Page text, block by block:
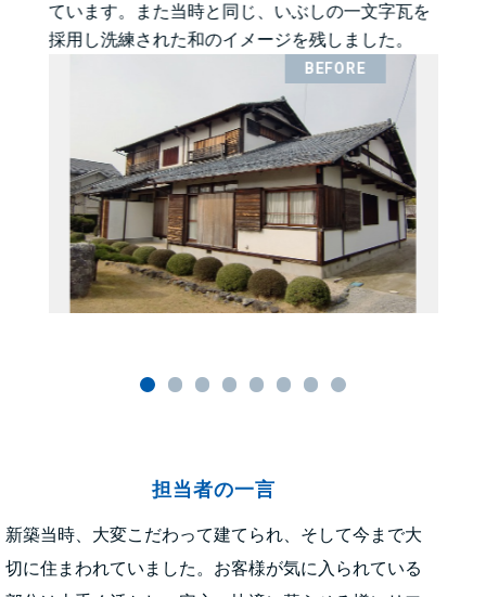
ています。また当時と同じ、いぶしの一文字瓦を
採用し洗練された和のイメージを残しました。
担当者の一言
新築当時、大変こだわって建てられ、そして今まで大
切に住まわれていました。お客様が気に入られている